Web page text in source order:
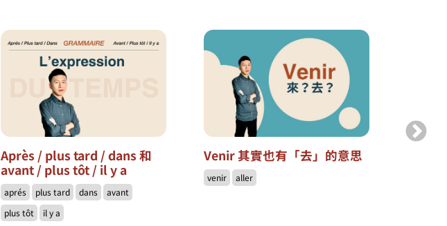
Après / plus tard / dans 和
avant / plus tôt / il y a
aprés plus tard dans
avant
plus tôt
il y a
Venir 其實也有「去」的意思
venir aller